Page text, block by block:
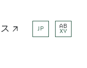
↗ JP
AB
XY